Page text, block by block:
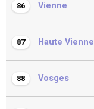
86 Vienne
87 Haute Vienne
88 Vosges